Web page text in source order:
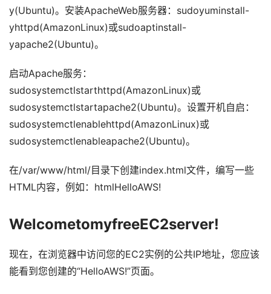
y(Ubuntu)。安装ApacheWeb服务器：sudoyuminstall-
yhttpd(AmazonLinux)或sudoaptinstall-
yapache2(Ubuntu)。
启动Apache服务：
sudosystemctlstarthttpd(AmazonLinux)或
sudosystemctlstartapache2(Ubuntu)。设置开机自启：
sudosystemctlenablehttpd(AmazonLinux)或
sudosystemctlenableapache2(Ubuntu)。
在/var/www/html/目录下创建index.html文件，编写一些
HTML内容，例如：htmlHelloAWS!
WelcometomyfreeEC2server!
现在，在浏览器中访问您的EC2实例的公共IP地址，您应该
能看到您创建的“HelloAWS!”页面。